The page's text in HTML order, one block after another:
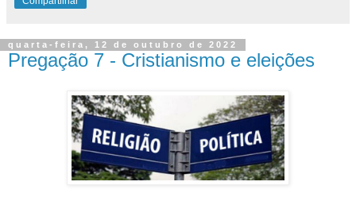
quarta-feira, 12 de outubro de 2022
Pregação 7 - Cristianismo e eleições